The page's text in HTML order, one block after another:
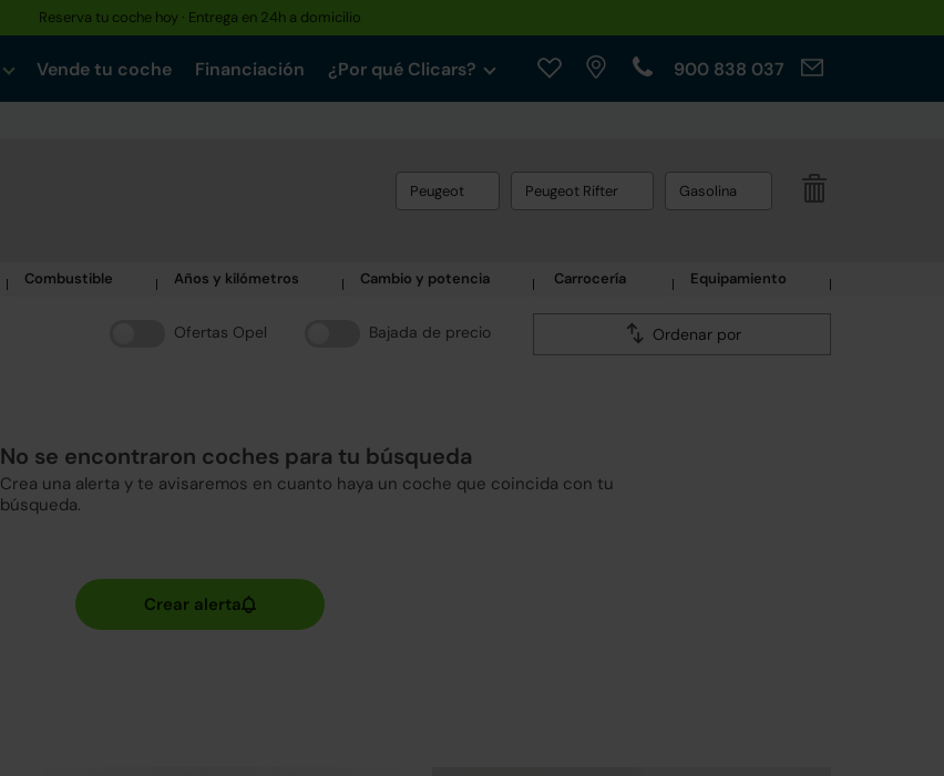
Reserva tu coche hoy · Entrega en 24h a domicilio
Vende tu coche Financiación ¿Por qué Clicars? 900 838 037
Peugeot Peugeot Rifter Gasolina
Combustible Años y kilómetros Cambio y potencia Carrocería Equipamiento
Ofertas Opel Bajada de precio Ordenar por
No se encontraron coches para tu búsqueda
Crea una alerta y te avisaremos en cuanto haya un coche que coincida con tu
búsqueda.